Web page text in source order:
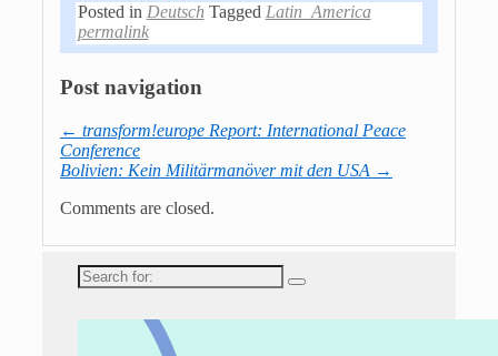
Posted in Deutsch Tagged Latin_America
permalink
Post navigation
← transform!europe Report: International Peace
Conference
Bolivien: Kein Militärmanöver mit den USA →
Comments are closed.
Search
for: